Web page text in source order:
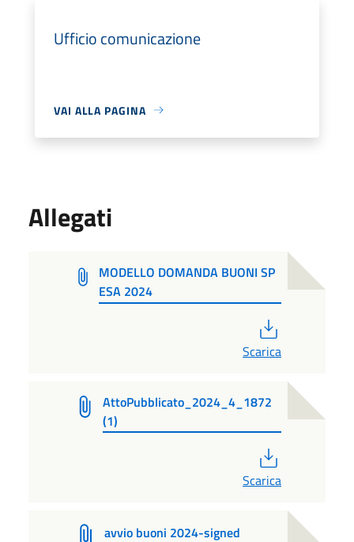
Ufficio comunicazione
VAI ALLA PAGINA
Allegati
MODELLO DOMANDA BUONI SP
ESA 2024
Scarica
AttoPubblicato_2024_4_1872
(1)
Scarica
avvio buoni 2024-signed